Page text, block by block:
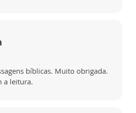
bíblicas. Muito obrigada.
a leitura.